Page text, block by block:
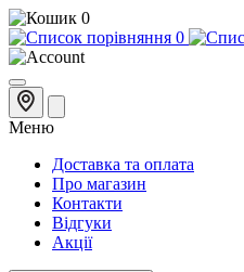
0
0
Меню
Доставка та оплата
Про магазин
Контакти
Відгуки
Акції